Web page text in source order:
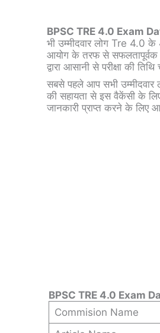
BPSC TRE 4.0 Exam
भी उम्मीदवार लोग Tre 4.0 के
आयोग के तरफ से सफलतापूर्वक
द्वारा आसानी से परीक्षा की
सबसे पहले आप सभी उम्मीदवार
की सहायता से इस वैकेंसी के लिए
जानकारी प्राप्त करने के लिए
BPSC TRE 4.0 Exam
Commision Name